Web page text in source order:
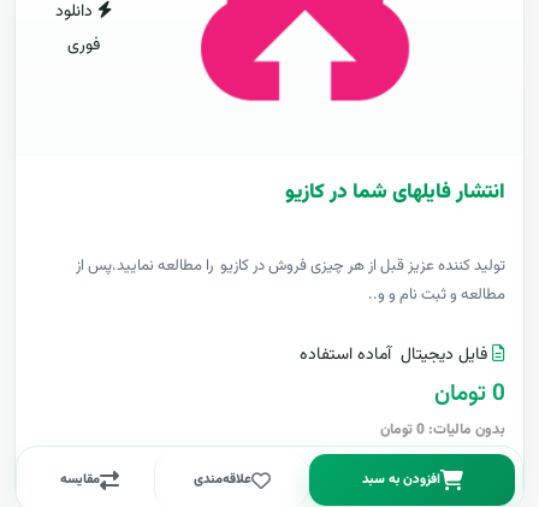
دانلود
فوری
انتشار فایلهای شما در کازیو
توليد کننده عزيز قبل از هر چیزی فروش در کازیو را مطالعه نمایید.پس از
مطالعه و ثبت نام و و..
فایل دیجیتال آماده استفاده
0 تومان
بدون مالیات: 0 تومان
افزودن به سبد علاقه‌مندی مقایسه